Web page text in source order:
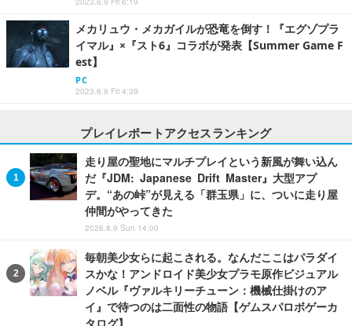
メカリュウ・メカガイルが恐竜を倒す！『エグゾプラ
イマル』×『スト6』コラボが発表【Summer Game F
est】
PC
2023.6.9 Fri 4:39
プレイレポートアクセスランキング
走り屋の聖地にマルチプレイという新風が舞い込ん
だ『JDM: Japanese Drift Master』大型アプ
デ。“あの峠”が見える「群玉県」に、ついに走り屋
仲間がやってきた
2026.8.9 Sun 14:00
毎朝美少女らに起こされる。なんだここはパラダイ
スかな！アンドロイド美少女プラモ原作ビジュアル
ノベル『ヴァルキリーチューン：機械仕掛けのア
イ』で待つのは二面性の物語【ゲムスパロボゲーカ
タログ】